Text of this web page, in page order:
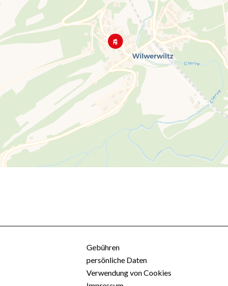
Gebühren
persönliche Daten
Verwendung von Cookies